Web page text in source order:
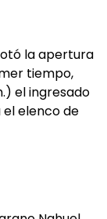
la apertura
tiempo,
el ingresado
el elenco de